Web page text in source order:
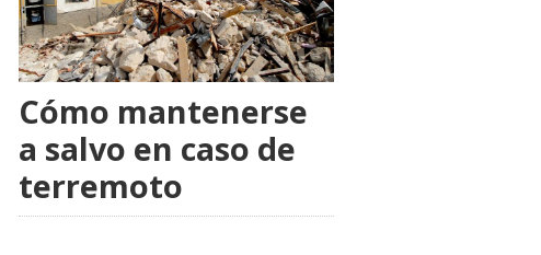
Cómo mantenerse
a salvo en caso de
terremoto